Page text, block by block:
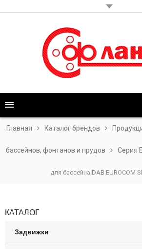
Главная Каталог брендов
бассейнов, фонтанов и прудов Серия
для бассейна DAB EUROCOM
КАТАЛОГ
Задвижки